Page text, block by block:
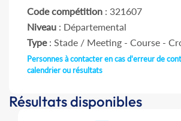
Code compétition : 321607
Niveau : Départemental
Type: Stade / Meeting - Course -
Personnes à contacter en cas d'erreur de
calendrier ou résultats
Résultats disponibles